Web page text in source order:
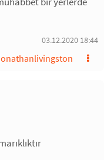
03.12.2020 18:44